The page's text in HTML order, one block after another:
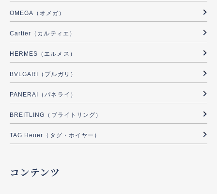
OMEGA（オメガ）
Cartier（カルティエ）
HERMES（エルメス）
BVLGARI（ブルガリ）
PANERAI（パネライ）
BREITLING（ブライトリング）
TAG Heuer（タグ・ホイヤー）
コンテンツ